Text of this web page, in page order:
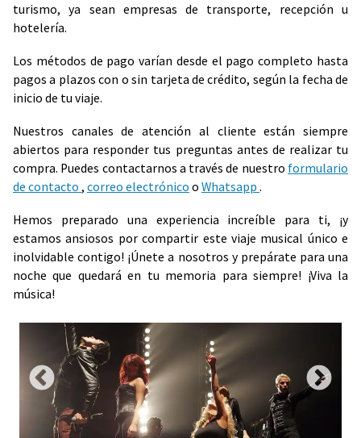
turismo, ya sean empresas de transporte, recepción u
hotelería.
Los métodos de pago varían desde el pago completo hasta
pagos a plazos con o sin tarjeta de crédito, según la fecha de
inicio de tu viaje.
Nuestros canales de atención al cliente están siempre
abiertos para responder tus preguntas antes de realizar tu
compra. Puedes contactarnos a través de nuestro formulario
de contacto , correo electrónico o Whatsapp .
Hemos preparado una experiencia increíble para ti, ¡y
estamos ansiosos por compartir este viaje musical único e
inolvidable contigo! ¡Únete a nosotros y prepárate para una
noche que quedará en tu memoria para siempre! ¡Viva la
música!